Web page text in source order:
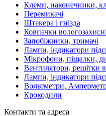
Клеми, наконечники,
Перемикачі
Штекера і гнізда
Ковпачки вологозахисні
Запобіжники, тримачі
Лампи, індикатори
Мікрофони, піщалки,
Вентилятори, решітки
Лампи, індикатори
Вольтметри,
Крокодили
Контакти та адреса